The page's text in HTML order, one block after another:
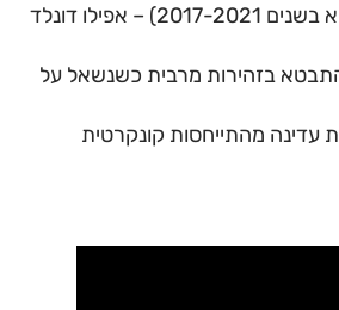
( נשיא בשנים 2017-2021) – אפילו דונלד
בזהירות מרבית כשנשאל על
עדינה מהתייחסות קונקרטית